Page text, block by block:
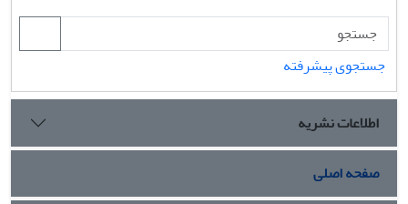
جستجوی پیشرفته
اطلاعات نشریه
صفحه اصلی